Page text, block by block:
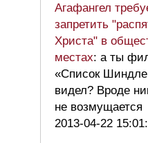
Агафангел
запретить
Христа" в
местах: а ты
«Список
видел? Вроде
не
2013-04-22